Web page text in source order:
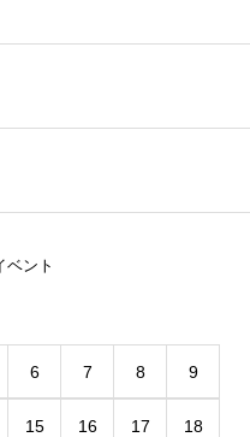
ベント
6 7 8 9
15 16 17 18